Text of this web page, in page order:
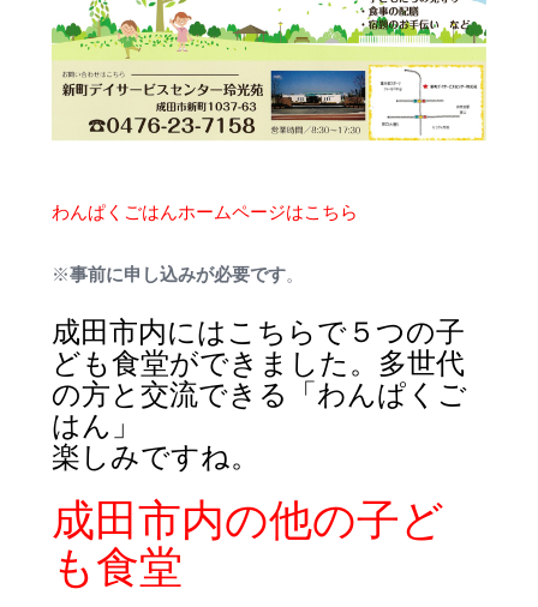
わんぱくごはんホームページはこちら
※事前に申し込みが必要です。
成田市内にはこちらで５つの子
ども食堂ができました。多世代
の方と交流できる「わんぱくご
はん」
楽しみですね。
成田市内の他の子ど
も食堂